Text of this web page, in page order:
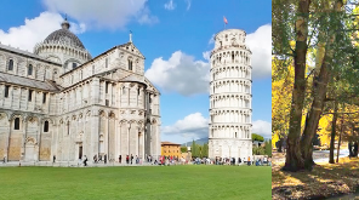
從行程、服務到住宿 都讓我們充滿驚
非常感謝領隊 小嵐 的細心與專業
這次去土耳其10天7夜的團，團
好，非常滿意！領隊貝貝很親切
多出來走走才看得到很多不可
跟了好幾團 還是阿東導遊最愛唸
2026/6/17參加西班牙🇪🇸11天